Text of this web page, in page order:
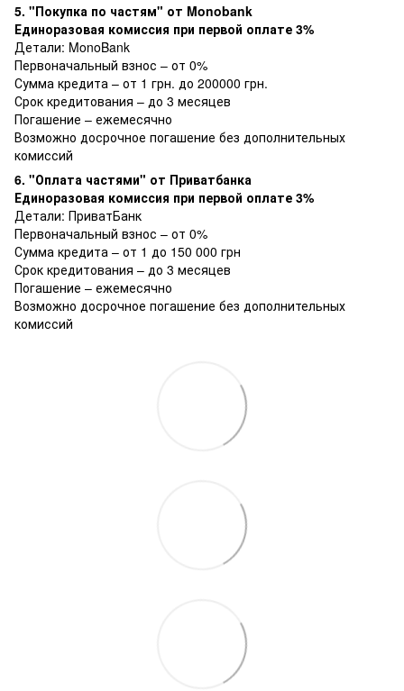
5. "Покупка по частям" от Monobank
Единоразовая комиссия при первой оплате 3%
Детали: MonoBank
Первоначальный взнос – от 0%
Сумма кредита – от 1 грн. до 200000 грн.
Срок кредитования – до 3 месяцев
Погашение – ежемесячно
Возможно досрочное погашение без дополнительных
комиссий
6. "Оплата частями" от Приватбанка
Единоразовая комиссия при первой оплате 3%
Детали: ПриватБанк
Первоначальный взнос – от 0%
Сумма кредита – от 1 до 150 000 грн
Срок кредитования – до 3 месяцев
Погашение – ежемесячно
Возможно досрочное погашение без дополнительных
комиссий